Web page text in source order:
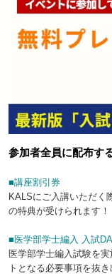
参加者全員に配布す
■講座割引券
KALSにご入講いただく
の特典が受けられます！
■医学部学士編入 入試
医学部学士編入試験を
トとなる必要事項を抜